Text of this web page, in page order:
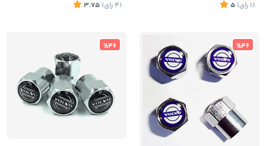
(1 رای)
5
(4
رای)
3.75
%46
%46